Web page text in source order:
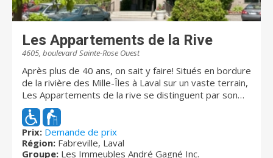
Les Appartements de la Rive
4605, boulevard Sainte-Rose Ouest
Après plus de 40 ans, on sait y faire! Situés en bordure
de la rivière des Mille-Îles à Laval sur un vaste terrain,
Les Appartements de la rive se distinguent par son
emplacement, sa galerie marchande et sa
communauté. La résidence propose un milieu de vie
exceptionnel qui conjugue des espaces intérieurs
uniques et innovants aux éléments enchanteurs de la
nature. On y retrouve la plus grande salle d’activités
Prix: Demande de prix
Région: Fabreville, Laval
Groupe: Les Immeubles André Gagné Inc.